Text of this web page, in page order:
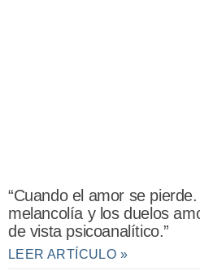
“Cuando el amor se
melancolía y los duelos
de vista psicoanalítico.”
LEER ARTÍCULO »